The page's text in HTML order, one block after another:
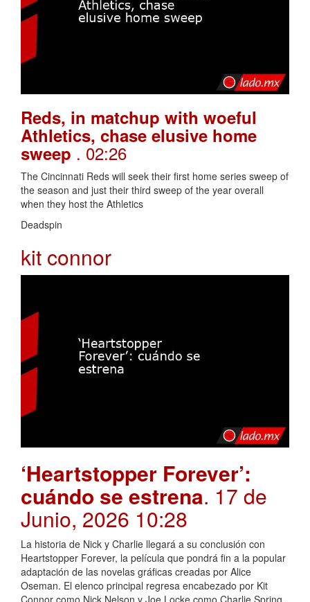
Reds, in matchup with woeful
Athletics, chase elusive home
sweep . 02:26
The Cincinnati Reds will seek their first home series sweep of
the season and just their third sweep of the year overall
when they host the Athletics
Deadspin
kit connor
‘Heartstopper Forever’:
cuándo se estrena. 17 de
Junio, 2026 10:28
La historia de Nick y Charlie llegará a su conclusión con
Heartstopper Forever, la película que pondrá fin a la popular
adaptación de las novelas gráficas creadas por Alice
Oseman. El elenco principal regresa encabezado por Kit